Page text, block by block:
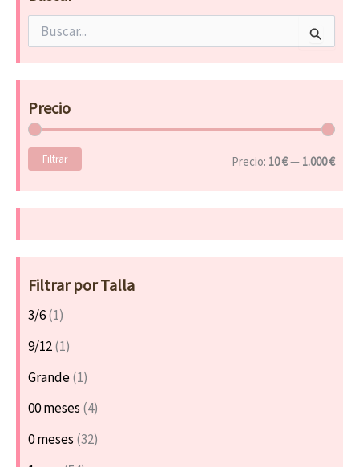
u
r
p
Precio
Filtrar Precio: 10 €— 1.000 €
Filtrar por Talla
3/6(1)
9/12(1)
Grande(1)
00 meses (4)
0 meses (32)